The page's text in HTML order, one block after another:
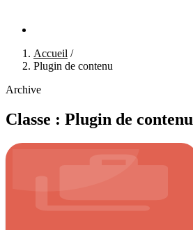
Accueil /
Plugin de contenu
Archive
Classe : Plugin de contenu